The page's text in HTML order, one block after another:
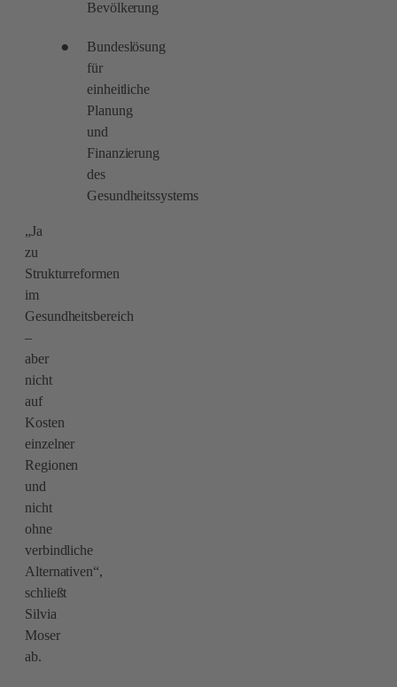
Bevölkerung
Bundeslösung
für
einheitliche
Planung
und
Finanzierung
des
Gesundheitssystems
„Ja
zu
Strukturreformen
im
Gesundheitsbereich
–
aber
nicht
auf
Kosten
einzelner
Regionen
und
nicht
ohne
verbindliche
Alternativen“,
schließt
Silvia
Moser
ab.